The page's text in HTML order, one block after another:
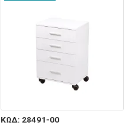
ΚΩΔ: 28491-00